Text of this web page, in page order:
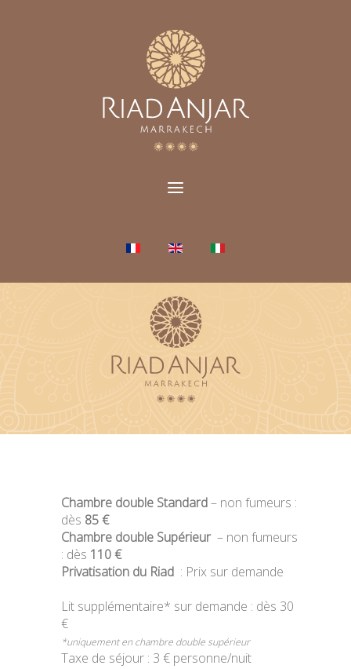
Sélectionnez votre langue
Chambre double Standard– non fumeurs :
dès 85 €
Chambre double Supérieur– non fumeurs
: dès 110 €
Privatisation du Riad : Prix sur demande
Lit supplémentaire* sur demande : dès 30
€
*uniquement en chambre double supérieur
Taxe de séjour : 3 € personne/nuit